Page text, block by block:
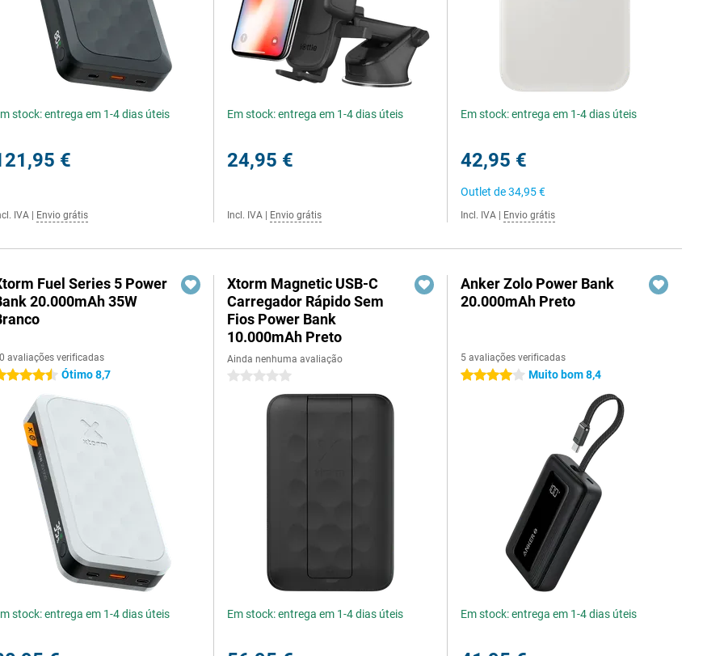
stock: entrega em 1-4 dias úteis
€
IVA Envio grátis
Em stock: entrega em 1-4 dias úteis
24,95 €
Incl. IVA Envio grátis
Em stock: entrega em 1-4 dias úteis
42,95 €
Outlet de34,95 €
Incl. IVA Envio grátis
Fuel Series 5 Power
20.000mAh 35W
avaliações verificadas
estrelas Ótimo 8,7
stock: entrega em 1-4 dias úteis
Xtorm Magnetic USB-C
Carregador Rápido Sem
Fios Power Bank
10.000mAh Preto
Ainda nenhuma avaliação
0 estrelas
Em stock: entrega em 1-4 dias úteis
Anker Zolo Power Bank
20.000mAh Preto
5 avaliações verificadas
4 estrelas Muito bom 8,4
Em stock: entrega em 1-4 dias úteis